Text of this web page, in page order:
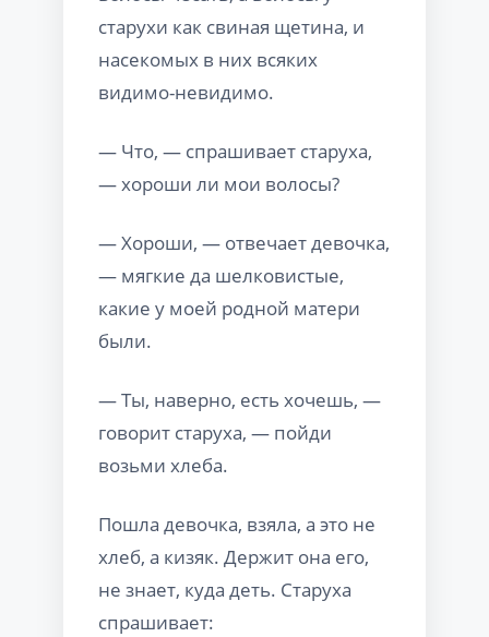
старухи как свиная щетина, и
насекомых в них всяких
видимо-невидимо.
— Что, — спрашивает старуха,
— хороши ли мои волосы?
— Хороши, — отвечает девочка,
— мягкие да шелковистые,
какие у моей родной матери
были.
— Ты, наверно, есть хочешь, —
говорит старуха, — пойди
возьми хлеба.
Пошла девочка, взяла, а это не
хлеб, а кизяк. Держит она его,
не знает, куда деть. Старуха
спрашивает: